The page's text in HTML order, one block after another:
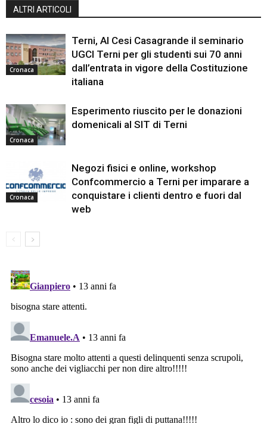
ALTRI ARTICOLI
Cronaca
Terni, Al Cesi Casagrande il seminario
UGCI Terni per gli studenti sui 70 anni
dall’entrata in vigore della Costituzione
italiana
Cronaca
Esperimento riuscito per le donazioni
domenicali al SIT di Terni
Cronaca
Negozi fisici e online, workshop
Confcommercio a Terni per imparare a
conquistare i clienti dentro e fuori dal
web